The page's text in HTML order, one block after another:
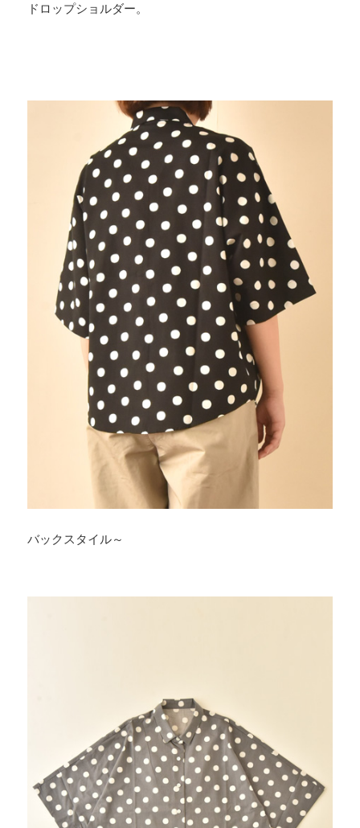
ドロップショルダー。
バックスタイル～